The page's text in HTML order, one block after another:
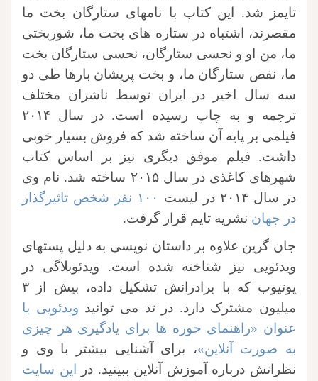
تایمز شد. این کتاب با نامهای ستارگان بخت ما
مقصرند، اشتباه در ستاره های بخت ما، شوربختی
ما، من او و نحسی ستارگان، نحسی ستارگان بخت
ما، نقص ستارگان ما، و بخت پریشان بارها طی دو
سه سال اخیر در ایران توسط ناشران مختلف
ترجمه و به چاپ رسیده است. در سال ۲۰۱۴
فیلمی بر پایه آن ساخته شد که فروش بسیار خوبی
داشت. فیلم موفق دیگری نیز بر اساس کتاب
شهرهای کاغذی در سال ۲۰۱۵ ساخته شد. نام وی
در سال ۲۰۱۴ در لیست
۱۰۰ نفر شخص تاثیرگذار
در جهان نشریه تایم قرار گرفت.
جان گرین علاوه بر داستان نویسی به دلیل پستهای
ویدئویی نیز شناخته شده است. ویدئوبلاگی در
یوتیوب که با برادرانش تشکیل داده، بیش از ۳
میلیون مشترک دارد. در تد می توانید ویدئویی با
عنوان «راهنمای خوره ها برای یادگیری هر چیزی
به صورت آنلاین»، برای آشنایی بیشتر با وی و
نظراتش درباره آموزش آنلاین ببینید. در
این سایت